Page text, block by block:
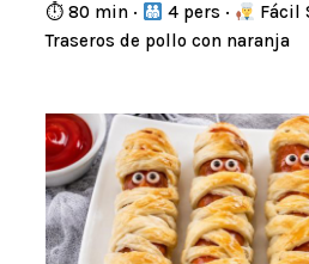
⏱ 80 min · 4 pers ·
Fácil
Traseros de pollo con naranja